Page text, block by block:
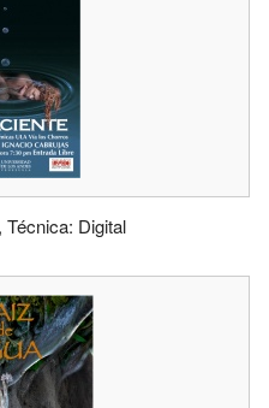
Técnica: Digital